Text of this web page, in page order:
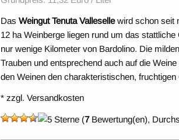
DasWeingut Tenuta Vallesellewird schon seit
12 ha Weinberge liegen rund um das
nur wenige Kilometer von Bardolino. Die
Trauben und entsprechend auch auf die
den Weinen den charakteristischen, fruchtigen
* zzgl. Versandkosten
(7Bewertung(en),